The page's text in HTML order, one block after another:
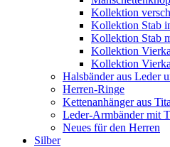
Kollektion
Kollektion Stab
Kollektion Stab
Kollektion
Kollektion
Halsbänder aus Leder
Herren-Ringe
Kettenanhänger aus
Leder-Armbänder mit
Neues für den Herren
Silber